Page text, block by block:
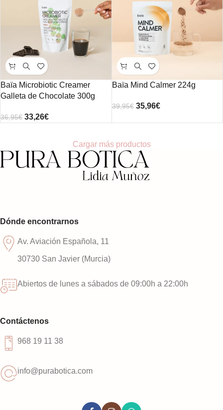
Baïa Microbiotic Creamer
Galleta de Chocolate 300g
36,95€ 33,26€
Baïa Mind Calmer 224g
39,95€ 35,96€
Cargar más productos
Dónde encontrarnos
Av. Aviación Española, 11
30730 San Javier (Murcia)
Abiertos de lunes a sábados de 09:00h a 22:00h
Contáctenos
968 19 11 38
info@purabotica.com